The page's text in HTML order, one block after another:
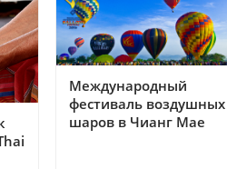
Международный
фестиваль воздушных
шаров в Чианг Мае